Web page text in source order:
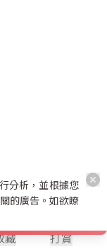
藏 打賞
分析，並根據您
的廣告。如欲瞭